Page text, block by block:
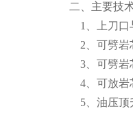
二、主要技
1、上刀口
2、可劈岩
3、可劈
4、可放
5、油压顶